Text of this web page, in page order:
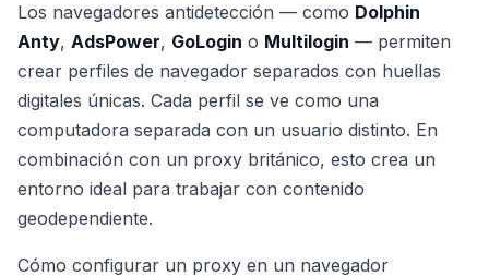
Los navegadores antidetección — como Dolphin
Anty, AdsPower, GoLogin o Multilogin — permiten
crear perfiles de navegador separados con huellas
digitales únicas. Cada perfil se ve como una
computadora separada con un usuario distinto. En
combinación con un proxy británico, esto crea un
entorno ideal para trabajar con contenido
geodependiente.
Cómo configurar un proxy en un navegador